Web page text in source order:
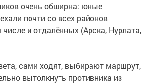
очень обширна: юные
почти со всех районов
числе и отдалённых (Арска, Нурлата,
сами ходят, выбирают маршрут,
вытолкнуть противника из